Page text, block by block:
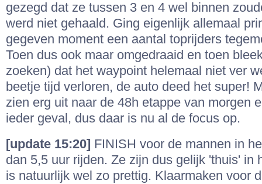
gezegd dat ze tussen 3 en 4 wel binnen
werd niet gehaald. Ging eigenlijk allemaal
gegeven moment een aantal toprijders
Toen dus ook maar omgedraaid en toen
zoeken) dat het waypoint helemaal niet ver
beetje tijd verloren, de auto deed het super!
zien erg uit naar de 48h etappe van morgen
ieder geval, dus daar is nu al de focus op.
[update 15:20] FINISH voor de mannen in
dan 5,5 uur rijden. Ze zijn dus gelijk 'thuis' in
is natuurlijk wel zo prettig. Klaarmaken voor